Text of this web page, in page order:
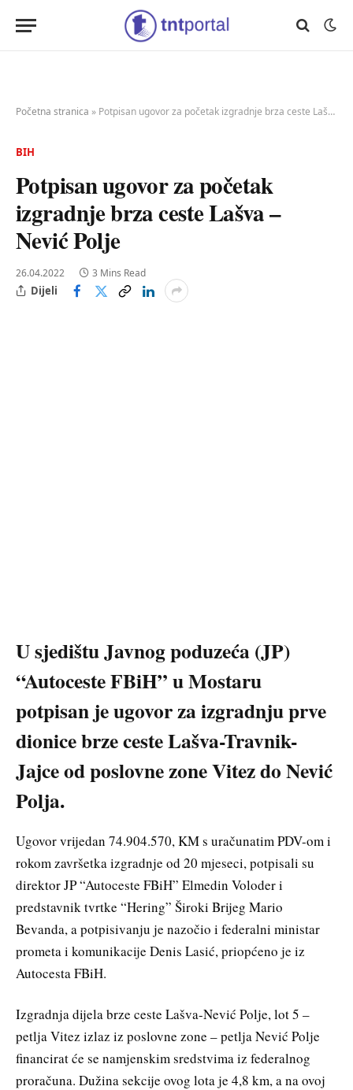
Početna stranica » Potpisan ugovor za početak izgradnje brza ceste Lašva – Nević Polje
BIH
Potpisan ugovor za početak
izgradnje brza ceste Lašva –
Nević Polje
26.04.2022 3 Mins Read
Dijeli
U sjedištu Javnog poduzeća (JP)
“Autoceste FBiH” u Mostaru
potpisan je ugovor za izgradnju prve
dionice brze ceste Lašva-Travnik-
Jajce od poslovne zone Vitez do Nević
Polja.
Ugovor vrijedan 74.904.570, KM s uračunatim PDV-om i
rokom završetka izgradnje od 20 mjeseci, potpisali su
direktor JP “Autoceste FBiH” Elmedin Voloder i
predstavnik tvrtke “Hering” Široki Brijeg Mario
Bevanda, a potpisivanju je nazočio i federalni ministar
prometa i komunikacije Denis Lasić, priopćeno je iz
Autocesta FBiH.
Izgradnja dijela brze ceste Lašva-Nević Polje, lot 5 –
petlja Vitez izlaz iz poslovne zone – petlja Nević Polje
financirat će se namjenskim sredstvima iz federalnog
proračuna. Dužina sekcije ovog lota je 4,8 km, a na ovoj